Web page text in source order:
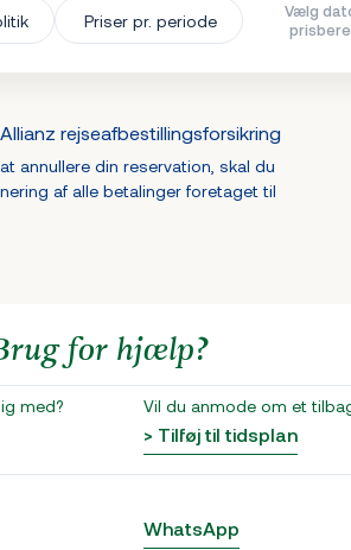
Priser pr. periode
Vælg
Allianz rejseafbestillingsforsikring
annullere din reservation, skal du
af alle betalinger foretaget til
for hjælp?
med? Vil du anmode om et
> Tilføj til tidsplan
WhatsApp